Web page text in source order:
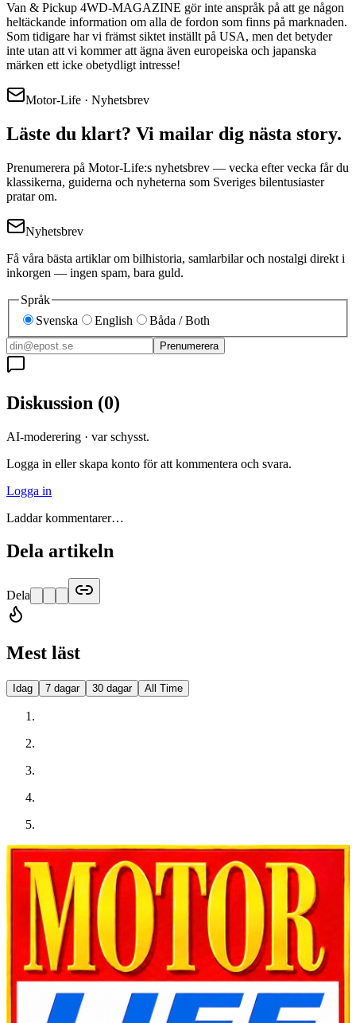
Van & Pickup 4WD-MAGAZINE gör inte anspråk på att ge någon
heltäckande information om alla de fordon som finns på marknaden.
Som tidigare har vi främst siktet inställt på USA, men det betyder
inte utan att vi kommer att ägna även europeiska och japanska
märken ett icke obetydligt intresse!
Motor-Life · Nyhetsbrev
Läste du klart? Vi mailar dig nästa story.
Prenumerera på Motor-Life:s nyhetsbrev — vecka efter vecka får du
klassikerna, guiderna och nyheterna som Sveriges bilentusiaster
pratar om.
Nyhetsbrev
Få våra bästa artiklar om bilhistoria, samlarbilar och nostalgi direkt i
inkorgen — ingen spam, bara guld.
Språk
Svenska
English Båda / Both
Prenumerera
Diskussion (0)
AI-moderering · var schysst.
Logga in eller skapa konto för att kommentera och svara.
Logga in
Laddar kommentarer…
Dela artikeln
Dela
Mest läst
Idag 7 dagar 30 dagar All Time